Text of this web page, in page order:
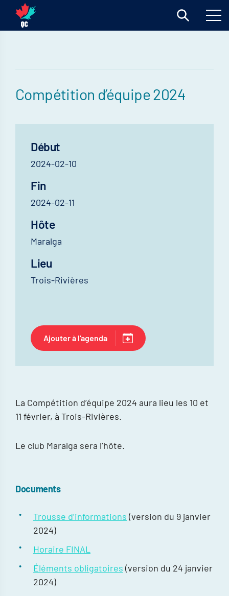
Compétition d’équipe 2024
La Compétition d’équipe 2024 aura lieu les 10 et
11 février, à Trois-Rivières.
Le club Maralga sera l’hôte.
Documents
Trousse d’informations (version du 9 janvier
2024)
Horaire FINAL
Éléments obligatoires (version du 24 janvier
2024)
Début
2024-02-10
Fin
2024-02-11
Hôte
Maralga
Lieu
Trois-Rivières
Ajouter à l'agenda